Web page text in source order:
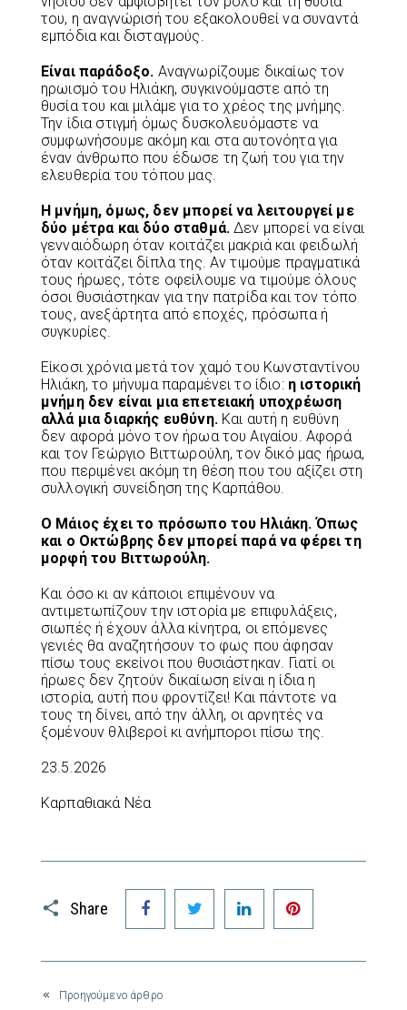
του, η αναγνώρισή του εξακολουθεί να συναντά
εμπόδια και δισταγμούς.
Είναι παράδοξο. Αναγνωρίζουμε δικαίως τον
ηρωισμό του Ηλιάκη, συγκινούμαστε από τη
θυσία του και μιλάμε για το χρέος της μνήμης.
Την ίδια στιγμή όμως δυσκολευόμαστε να
συμφωνήσουμε ακόμη και στα αυτονόητα για
έναν άνθρωπο που έδωσε τη ζωή του για την
ελευθερία του τόπου μας.
Η μνήμη, όμως, δεν μπορεί να λειτουργεί με
δύο μέτρα και δύο σταθμά. Δεν μπορεί να είναι
γενναιόδωρη όταν κοιτάζει μακριά και φειδωλή
όταν κοιτάζει δίπλα της. Αν τιμούμε πραγματικά
τους ήρωες, τότε οφείλουμε να τιμούμε όλους
όσοι θυσιάστηκαν για την πατρίδα και τον τόπο
τους, ανεξάρτητα από εποχές, πρόσωπα ή
συγκυρίες.
Είκοσι χρόνια μετά τον χαμό του Κωνσταντίνου
Ηλιάκη, το μήνυμα παραμένει το ίδιο: η ιστορική
μνήμη δεν είναι μια επετειακή υποχρέωση
αλλά μια διαρκής ευθύνη. Και αυτή η ευθύνη
δεν αφορά μόνο τον ήρωα του Αιγαίου. Αφορά
και τον Γεώργιο Βιττωρούλη, τον δικό μας ήρωα,
που περιμένει ακόμη τη θέση που του αξίζει στη
συλλογική συνείδηση της Καρπάθου.
Ο Μάιος έχει το πρόσωπο του Ηλιάκη. Όπως
και ο Οκτώβρης δεν μπορεί παρά να φέρει τη
μορφή του Βιττωρούλη.
Και όσο κι αν κάποιοι επιμένουν να
αντιμετωπίζουν την ιστορία με επιφυλάξεις,
σιωπές ή έχουν άλλα κίνητρα, οι επόμενες
γενιές θα αναζητήσουν το φως που άφησαν
πίσω τους εκείνοι που θυσιάστηκαν. Γιατί οι
ήρωες δεν ζητούν δικαίωση είναι η ίδια η
ιστορία, αυτή που φροντίζει! Και πάντοτε να
τους τη δίνει, από την άλλη, οι αρνητές να
ξομένουν θλιβεροί κι ανήμποροι πίσω της.
23.5.2026
Καρπαθιακά Νέα
Share
FacebookTwitter LinkedIn Pinterest
Προηγούμενο άρθρο